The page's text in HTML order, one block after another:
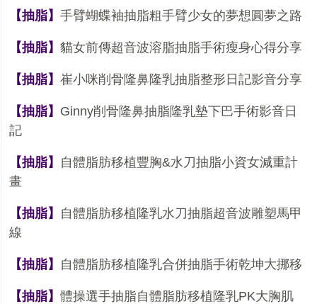
【抽脂】手臂蝴蝶袖抽脂粗手臂少女的夢想圓夢之路
【抽脂】貓女前傳超音波溶脂抽脂手術瘦身心得分享
【抽脂】崔小咪削骨隆鼻隆乳抽脂整形日記影音分享
【抽脂】 Ginny削骨隆鼻抽脂隆乳墊下巴手術影音日
記
【抽脂】 自體脂肪移植豐胸&水刀抽脂小資女減重計
畫
【抽脂】 自體脂肪移植隆乳水刀抽脂超音波雕塑馬甲
線
【抽脂】 自體脂肪移植隆乳合併抽脂手術乾坤大挪移
【抽脂】體操選手抽脂自體脂肪移植隆乳PK大胸肌